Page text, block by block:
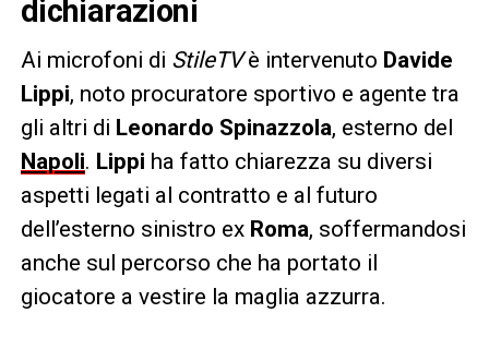
dichiarazioni
Ai microfoni di StileTVè intervenuto Davide
Lippi, noto procuratore sportivo e agente tra
gli altri di Leonardo Spinazzola, esterno del
Napoli. Lippi ha fatto chiarezza su diversi
aspetti legati al contratto e al futuro
dell’esterno sinistro ex Roma, soffermandosi
anche sul percorso che ha portato il
giocatore a vestire la maglia azzurra.